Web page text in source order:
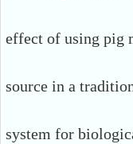
effect of using pig
source in a
system for